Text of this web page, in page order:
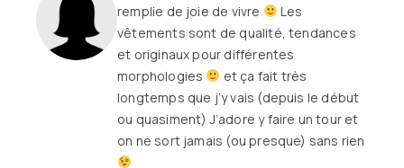
remplie de joie de vivre
Les
vêtements sont de qualité, tendances
et originaux pour différentes
morphologies
et ça fait très
longtemps que j’y vais (depuis le début
ou quasiment) J’adore y faire un tour et
on ne sort jamais (ou presque) sans rien